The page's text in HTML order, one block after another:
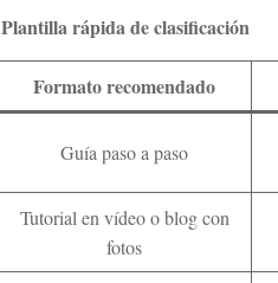
Plantilla rápida de clasificación
Formato recomendado
Guía paso a paso
Tutorial en vídeo o blog con
fotos